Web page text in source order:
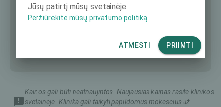
Kainos gali būti neatnaujintos. Naujausias kainas rasite klinikos
svetainėje. Klinika gali taikyti papildomus mokescius už
Jūsų patirtį mūsų svetainėje.
Peržiūrėkite mūsų privatumo politiką
ATMESTI PRIIMTI